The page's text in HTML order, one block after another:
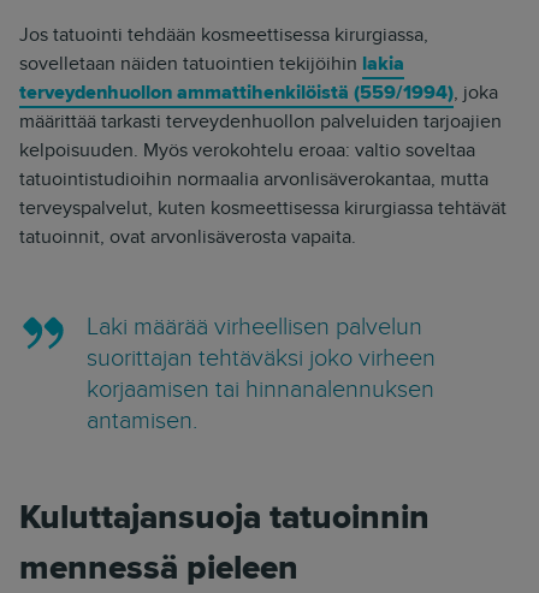
Jos tatuointi tehdään kosmeettisessa kirurgiassa,
sovelletaan näiden tatuointien tekijöihin lakia
terveydenhuollon ammattihenkilöistä (559/1994), joka
määrittää tarkasti terveydenhuollon palveluiden tarjoajien
kelpoisuuden. Myös verokohtelu eroaa: valtio soveltaa
tatuointistudioihin normaalia arvonlisäverokantaa, mutta
terveyspalvelut, kuten kosmeettisessa kirurgiassa tehtävät
tatuoinnit, ovat arvonlisäverosta vapaita.
Laki määrää virheellisen palvelun
suorittajan tehtäväksi joko virheen
korjaamisen tai hinnanalennuksen
antamisen.
Kuluttajansuoja tatuoinnin
mennessä pieleen